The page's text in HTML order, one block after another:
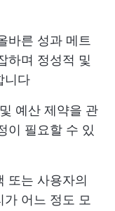
바른 성과 메트
하며 정성적 및
니다
예산 제약을 관
이 필요할 수 있
또는 사용자의
어느 정도 모